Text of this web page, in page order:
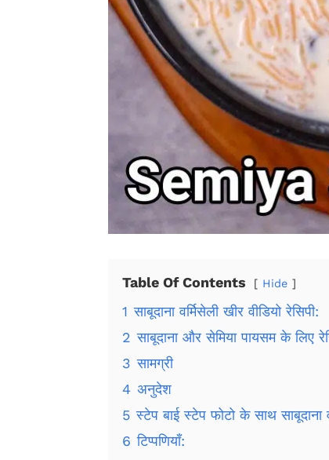
Table Of Contents Hide
1 साबूदाना वर्मिसेली खीर वीडियो रेसिपी:
2 साबूदाना और सेमिया पायसम के लिए
3 सामग्री
4 अनुदेश
5 स्टेप बाई स्टेप फोटो के साथ साबूदाना
6 टिप्पणियाँ: